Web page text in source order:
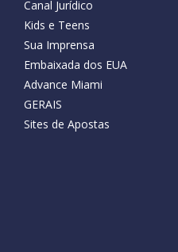
Canal Jurídico
Kids e Teens
Sua Imprensa
Embaixada dos EUA
Advance Miami
GERAIS
Sites de Apostas